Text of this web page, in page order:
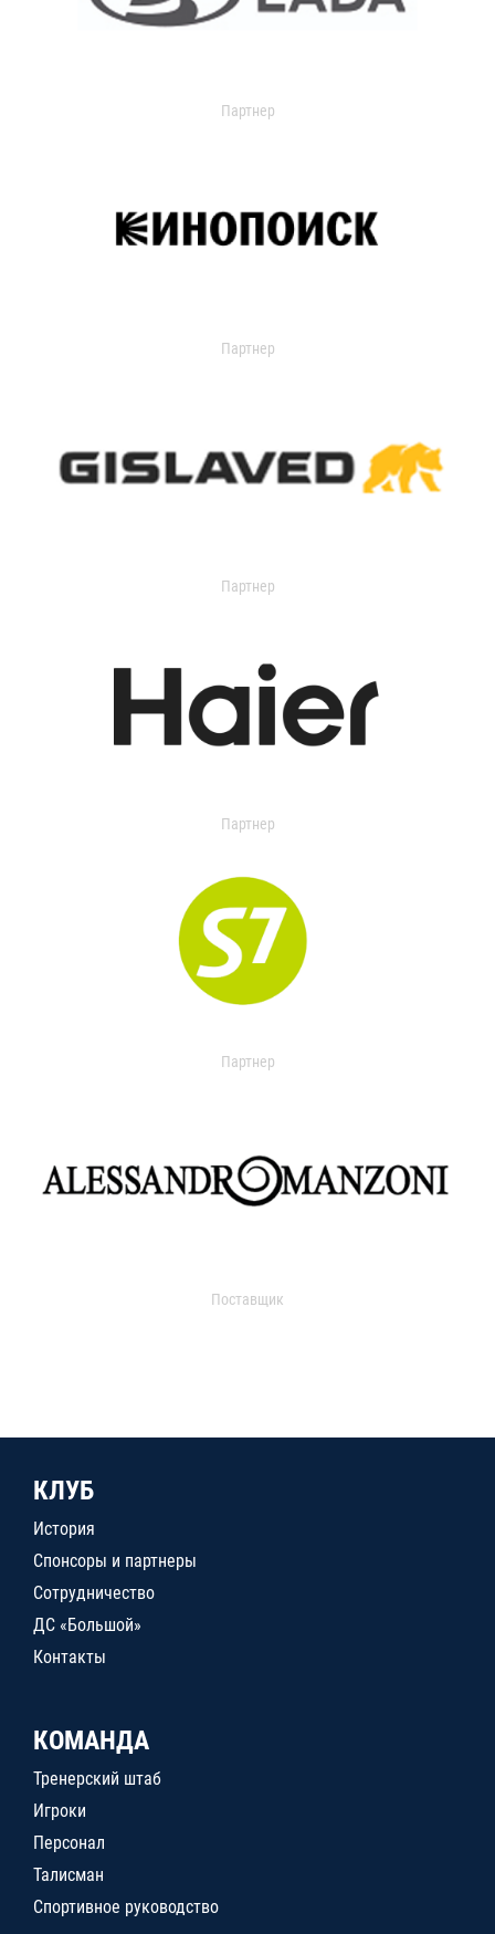
Партнер
Партнер
Партнер
Партнер
Партнер
Поставщик
КЛУБ
История
Спонсоры и партнеры
Сотрудничество
ДС «Большой»
Контакты
КОМАНДА
Тренерский штаб
Игроки
Персонал
Талисман
Спортивное руководство